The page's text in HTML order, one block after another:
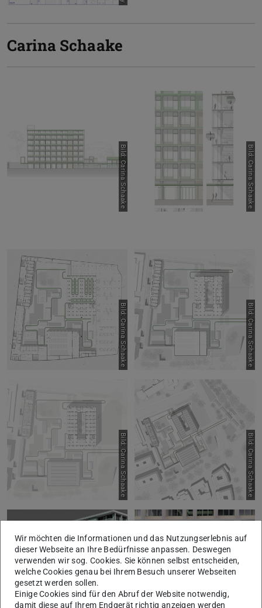
Carina Schaake
Bild: Carina Schaake Bild: Carina Schaake
Bild: Carina Schaake Bild: Carina Schaake
Bild: Carina Schaake Bild: Carina Schaake
Wir möchten die Informationen und das Nutzungserlebnis auf
dieser Webseite an Ihre Bedürfnisse anpassen. Deswegen
verwenden wir sog. Cookies. Sie können selbst entscheiden,
welche Cookies genau bei Ihrem Besuch unserer Webseiten
gesetzt werden sollen.
Einige Cookies sind für den Abruf der Website notwendig,
damit diese auf Ihrem Endgerät richtig anzeigen werden